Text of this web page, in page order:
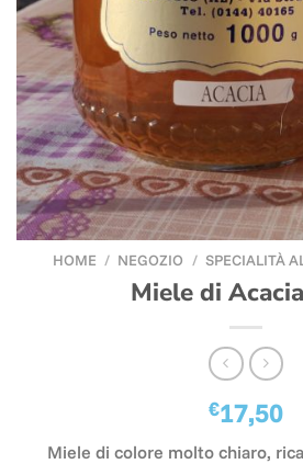
HOME / NEGOZIO / SPECIALITÀ
Miele di
€17,50
Miele di colore molto chiaro,